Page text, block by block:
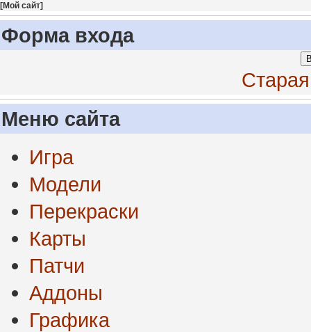
[Мой сайт]
Форма входа
Меню сайта
Игра
Модели
Перекраски
Карты
Патчи
Аддоны
Графика